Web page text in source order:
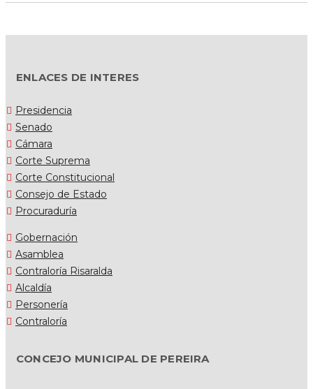
ENLACES DE INTERES
Presidencia
Senado
Cámara
Corte Suprema
Corte Constitucional
Consejo de Estado
Procuraduría
Gobernación
Asamblea
Contraloría Risaralda
Alcaldía
Personería
Contraloría
CONCEJO MUNICIPAL DE PEREIRA